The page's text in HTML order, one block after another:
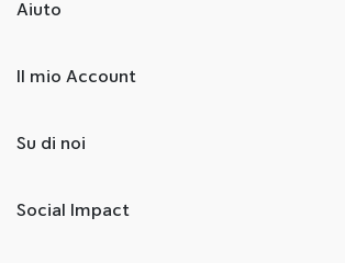
Aiuto
Il mio Account
Su di noi
Social Impact